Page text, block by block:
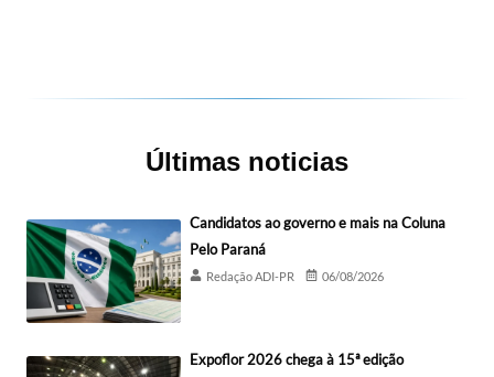
Últimas noticias
Candidatos ao governo e mais na Coluna
Pelo Paraná
Redação ADI-PR 06/08/2026
Expoflor 2026 chega à 15ª edição